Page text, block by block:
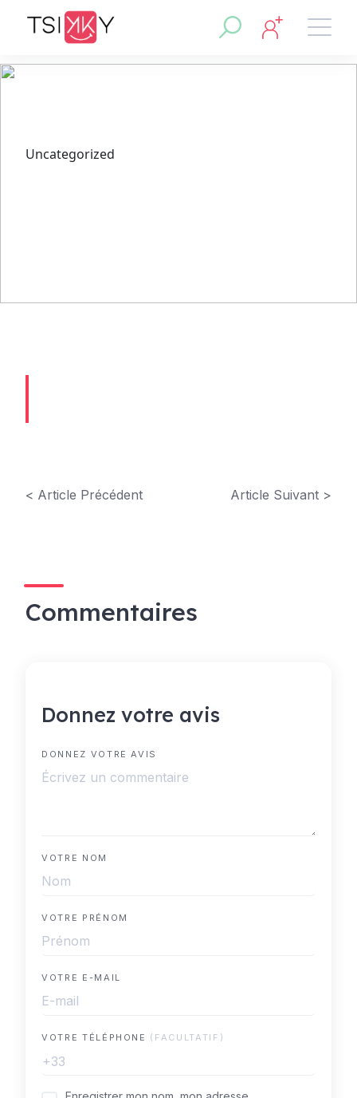
Uncategorized
< Article Précédent Article Suivant >
Commentaires
Donnez votre avis
DONNEZ VOTRE AVIS
VOTRE NOM
VOTRE PRÉNOM
VOTRE E-MAIL
VOTRE TÉLÉPHONE (FACULTATIF)
+33